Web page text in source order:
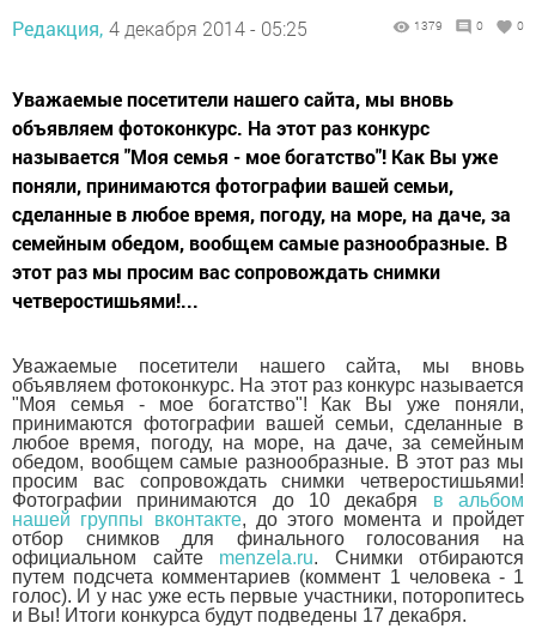
Редакция, 4 декабря 2014 - 05:25 1379 0 0
Уважаемые посетители нашего сайта, мы вновь
объявляем фотоконкурс. На этот раз конкурс
называется "Моя семья - мое богатство"! Как Вы уже
поняли, принимаются фотографии вашей семьи,
сделанные в любое время, погоду, на море, на даче, за
семейным обедом, вообщем самые разнообразные. В
этот раз мы просим вас сопровождать снимки
четверостишьями!...
Уважаемые посетители нашего сайта, мы вновь
объявляем фотоконкурс. На этот раз конкурс называется
"Моя семья - мое богатство"! Как Вы уже поняли,
принимаются фотографии вашей семьи, сделанные в
любое время, погоду, на море, на даче, за семейным
обедом, вообщем самые разнообразные. В этот раз мы
просим вас сопровождать снимки четверостишьями!
Фотографии принимаются до 10 декабря в альбом
нашей группы вконтакте, до этого момента и пройдет
отбор снимков для финального голосования на
официальном сайте menzela.ru. Снимки отбираются
путем подсчета комментариев (коммент 1 человека - 1
голос). И у нас уже есть первые участники, поторопитесь
и Вы! Итоги конкурса будут подведены 17 декабря.